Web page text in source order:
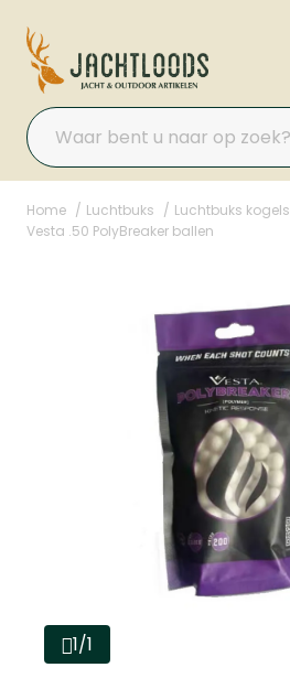
Home Luchtbuks
Luchtbuks kogels
Vesta .50 PolyBreaker ballen
1/1